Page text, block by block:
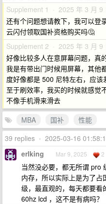
Supplement 1 · 2025 年 3 月 9
还有个问题想请教下，我可以登
云闪付领取国补资格购买吗🤔
Supplement 2 · 2025 年 3 月 9
好像比较多人在意屏幕问题，真
我是有带出门时候用屏幕，其他
度好像都是 500 尼特左右，应该
至于刷效率，我买的时候就感觉
不像手机滑来滑去
MBA
国补
性能
39 replies • 2025-03-16
erlking Mar 9, 2025 2
当然没必要，都无所谓 pro
内存，所以实际上是为了
级，最直观的，每天都要
60hz lcd ，这不是有病吗？